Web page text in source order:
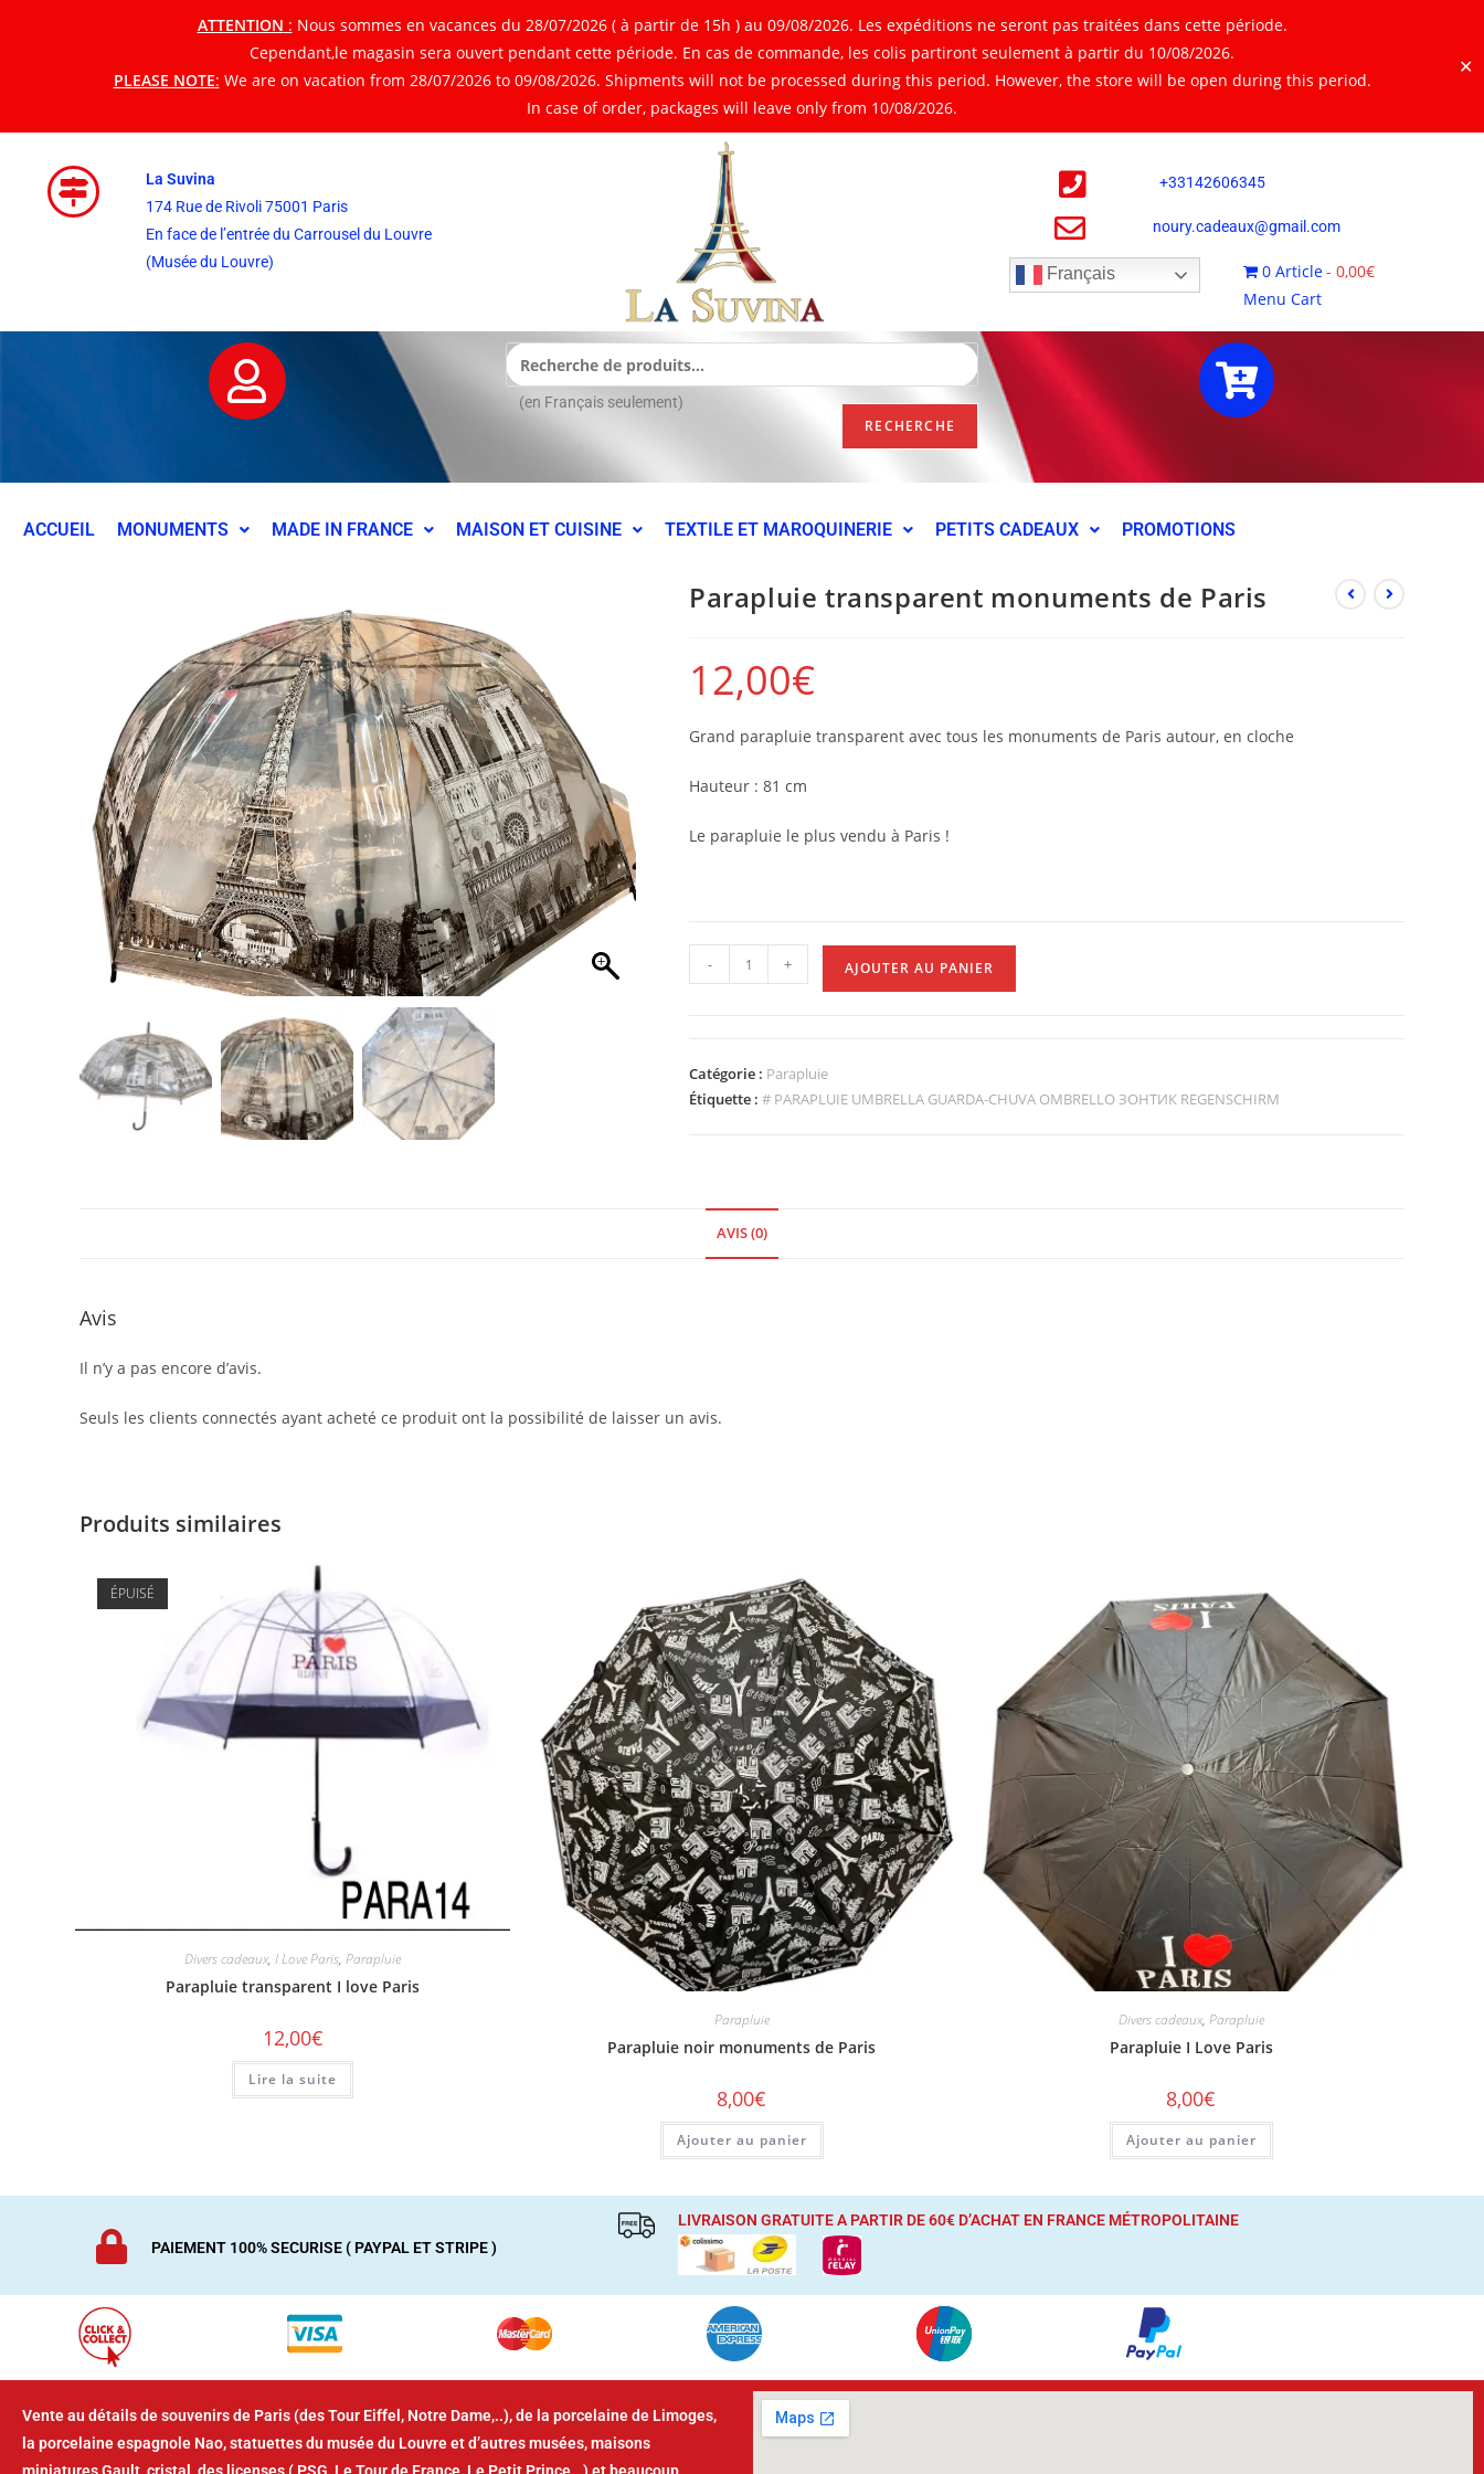
ATTENTION : Nous sommes en vacances du 28/07/2026 ( à partir de 15h ) au 09/08/2026. Les expéditions ne seront pas traitées dans cette période.
Cependant,le magasin sera ouvert pendant cette période. En cas de commande, les colis partiront seulement à partir du 10/08/2026.
PLEASE NOTE: We are on vacation from 28/07/2026 to 09/08/2026. Shipments will not be processed during this period. However, the store will be open during this period.
In case of order, packages will leave only from 10/08/2026.
✕
La Suvina
174 Rue de Rivoli 75001 Paris
En face de l’entrée du Carrousel du Louvre
(Musée du Louvre)
+33142606345
noury.cadeaux@gmail.com
Français 0 Article
0,00€
Menu Cart
RECHERCHE
(en Français seulement)
ACCUEIL MONUMENTS MADE IN FRANCE MAISON ET CUISINE TEXTILE ET MAROQUINERIE PETITS CADEAUX PROMOTIONS
Parapluie transparent monuments de Paris
12,00€
Grand parapluie transparent avec tous les monuments de Paris autour, en cloche
Hauteur : 81 cm
Le parapluie le plus vendu à Paris !
- + AJOUTER AU PANIER
Catégorie : Parapluie
Étiquette : # PARAPLUIE UMBRELLA GUARDA-CHUVA OMBRELLO ЗОНТИК REGENSCHIRM
AVIS (0)
Avis
Il n’y a pas encore d’avis.
Seuls les clients connectés ayant acheté ce produit ont la possibilité de laisser un avis.
Produits similaires
ÉPUISÉ
Divers cadeaux,I Love Paris,Parapluie
Parapluie transparent I love Paris
12,00€
Lire la suite
Parapluie
Parapluie noir monuments de Paris
8,00€
Ajouter au panier
Divers cadeaux, Parapluie
Parapluie I Love Paris
8,00€
Ajouter au panier
PAIEMENT 100% SECURISE ( PAYPAL ET STRIPE )
LIVRAISON GRATUITE A PARTIR DE 60€ D’ACHAT EN FRANCE MÉTROPOLITAINE
Vente au détails de souvenirs de Paris (des Tour Eiffel, Notre Dame,..), de la porcelaine de Limoges,
la porcelaine espagnole Nao, statuettes du musée du Louvre et d’autres musées, maisons
miniatures Gault, cristal, des licenses ( PSG, Le Tour de France, Le Petit Prince,..) et beaucoup